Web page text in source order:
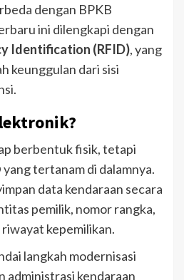
dengan BPKB
ini dilengkapi dengan
Identification (RFID), yang
keunggulan dari sisi
berbentuk fisik, tetapi
tertanam di dalamnya.
data kendaraan secara
pemilik, nomor rangka,
kepemilikan.
langkah modernisasi
administrasi kendaraan